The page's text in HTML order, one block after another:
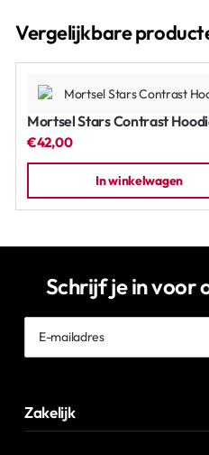
Vergelijkbare
Mortsel Stars Contrast
€42,00
In winkelwagen
Schrijf je in voor
Zakelijk